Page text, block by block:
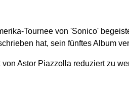
Tournee von 'Sonico'
hat, sein fünftes Album
Astor Piazzolla reduziert zu